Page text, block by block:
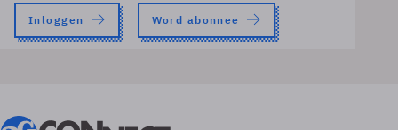
Inloggen Word abonnee